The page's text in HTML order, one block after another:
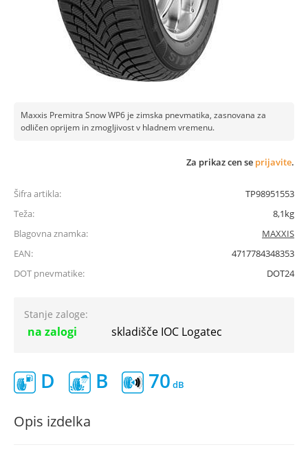
Maxxis Premitra Snow WP6 je zimska pnevmatika, zasnovana za
odličen oprijem in zmogljivost v hladnem vremenu.
Za prikaz cen se prijavite.
Šifra artikla:
TP98951553
Teža:
8,1kg
Blagovna znamka:
MAXXIS
EAN:
4717784348353
DOT pnevmatike:
DOT24
Stanje zaloge:
na zalogi skladišče IOC Logatec
D B 70
Opis izdelka